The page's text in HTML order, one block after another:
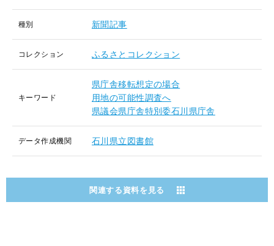
種別 新聞記事
コレクション ふるさとコレクション
キーワード
県庁舎移転想定の場合
用地の可能性調査へ
県議会県庁舎特別委石川県庁舎
データ作成機関 石川県立図書館
関連する資料を見る